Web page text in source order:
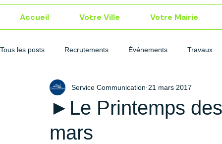
Accueil Votre Ville Votre Mairie
Tous les posts Recrutements Événements Travaux
►Le Printemps
mars
Service Communication 21 mars 2017